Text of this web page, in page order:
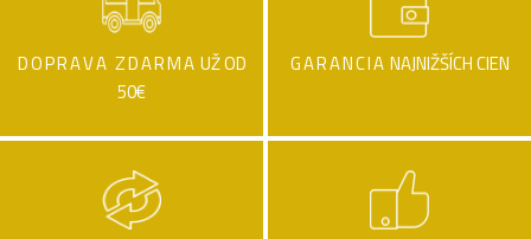
DOPRAVA ZDARMA UŽ OD
50€
GARANCIA NAJNIŽŠÍCH CIEN